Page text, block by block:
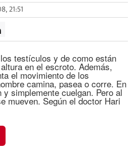
21:51
testículos y de como están
en el escroto. Además,
el movimiento de los
camina, pasea o corre. En
simplemente cuelgan. Pero al
mueven. Según el doctor Hari